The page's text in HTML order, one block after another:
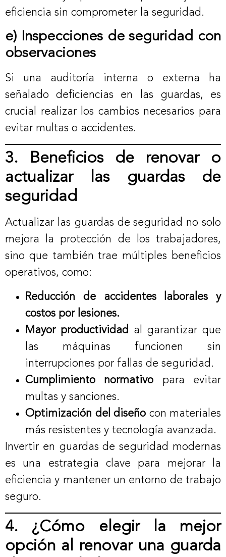
eficiencia sin comprometer la seguridad.
e) Inspecciones de seguridad con
observaciones
Si una auditoría interna o externa ha
señalado deficiencias en las guardas, es
crucial realizar los cambios necesarios para
evitar multas o accidentes.
3. Beneficios de renovar o
actualizar las guardas de
seguridad
Actualizar las guardas de seguridad no solo
mejora la protección de los trabajadores,
sino que también trae múltiples beneficios
operativos, como:
Reducción de accidentes laborales y
costos por lesiones.
Mayor productividad
al garantizar que
las máquinas funcionen sin
interrupciones por fallas de seguridad.
Cumplimiento normativo para evitar
multas y sanciones.
Optimización del diseño con materiales
más resistentes y tecnología avanzada.
Invertir en guardas de seguridad modernas
es una estrategia clave para mejorar la
eficiencia y mantener un entorno de trabajo
seguro.
4. ¿Cómo elegir la mejor
opción al renovar una guarda